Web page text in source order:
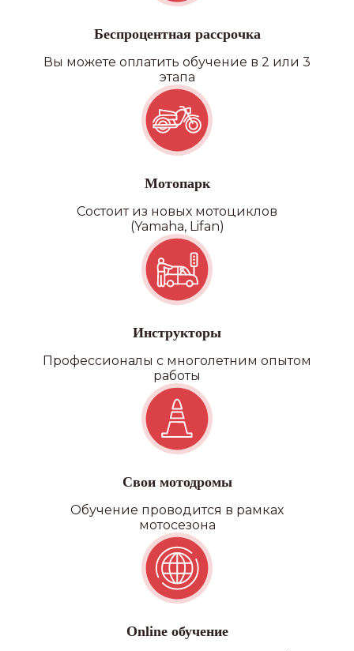
Беспроцентная рассрочка
Вы можете оплатить обучение в 2 или 3
этапа
Мотопарк
Состоит из новых мотоциклов
(Yamaha, Lifan)
Инструкторы
Профессионалы с многолетним опытом
работы
Свои мотодромы
Обучение проводится в рамках
мотосезона
Online обучение
Категория D